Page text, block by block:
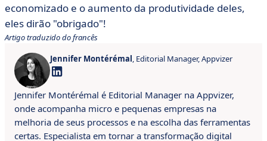
economizado e o aumento da produtividade deles,
eles dirão "obrigado"!
Artigo traduzido do francês
Jennifer Montérémal, Editorial Manager, Appvizer
Jennifer Montérémal é Editorial Manager na Appvizer,
onde acompanha micro e pequenas empresas na
melhoria de seus processos e na escolha das ferramentas
certas. Especialista em tornar a transformação digital